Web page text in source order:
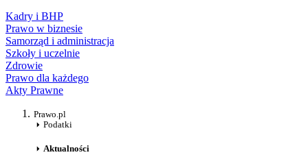
Kadry i BHP
Prawo w biznesie
Samorząd i administracja
Szkoły i uczelnie
Zdrowie
Prawo dla każdego
Akty Prawne
Prawo.pl
Podatki
Aktualności